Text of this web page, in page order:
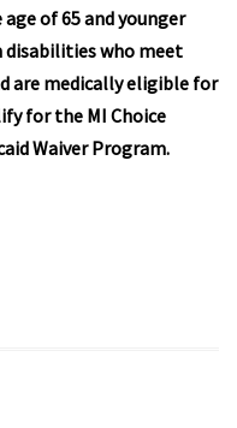
of 65 and younger
disabilities who meet
are medically eligible for
for the MI Choice
Waiver Program.